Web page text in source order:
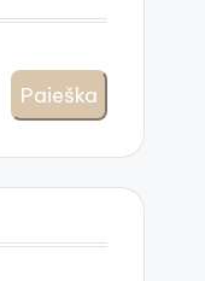
Paieška